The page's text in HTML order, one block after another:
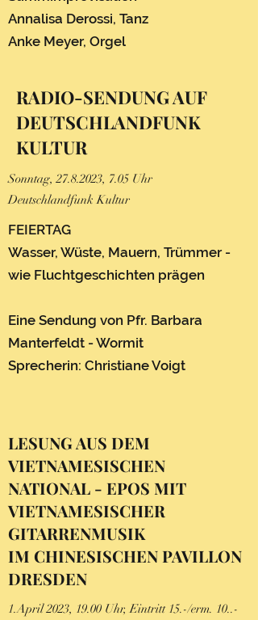
Annalisa Derossi, Tanz
Anke Meyer, Orgel
RADIO-SENDUNG AUF
DEUTSCHLANDFUNK
KULTUR
Sonntag,27.8.2023, 7.05 Uhr
Deutschlandfunk Kultur
FEIERTAG
Wasser, Wüste, Mauern, Trümmer -
wie Fluchtgeschichten prägen
Eine Sendung von Pfr. Barbara
Manterfeldt - Wormit
Sprecherin: Christiane Voigt
LESUNG AUS DEM
VIETNAMESISCHEN
NATIONAL - EPOS MIT
VIETNAMESISCHER
GITARRENMUSIK
IM CHINESISCHEN PAVILLON
DRESDEN
1.April 2023, 19.00 Uhr, Eintritt 15.-/erm. 10..-